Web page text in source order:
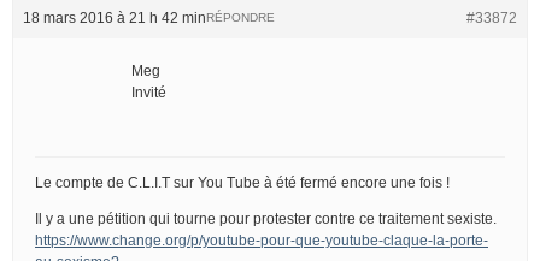
18 mars 2016 à 21 h 42 min #33872
RÉPONDRE
Meg
Invité
Le compte de C.L.I.T sur You Tube à été fermé encore une fois !
Il y a une pétition qui tourne pour protester contre ce traitement sexiste.
https://www.change.org/p/youtube-pour-que-youtube-claque-la-porte-